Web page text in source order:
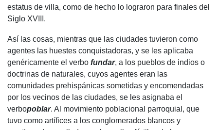
estatus de villa, como de hecho lo lograron para finales del
Siglo XVIII.
Así las cosas, mientras que las ciudades tuvieron como
agentes las huestes conquistadoras, y se les aplicaba
genéricamente el verbo fundar, a los pueblos de indios o
doctrinas de naturales, cuyos agentes eran las
comunidades prehispánicas sometidas y encomendadas
por los vecinos de las ciudades, se les asignaba el
verbopoblar. Al movimiento poblacional parroquial, que
tuvo como artífices a los conglomerados blancos y